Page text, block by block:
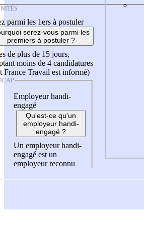
parmi les 1ers à postuler
serez-vous parmi les
premiers à postuler ?
de plus de 15 jours,
moins de 4 candidatures
France Travail est informé)
Employeur handi-
engagé
Qu'est-ce qu'un
employeur handi-
engagé ?
Un employeur handi-
engagé est un
employeur reconnu